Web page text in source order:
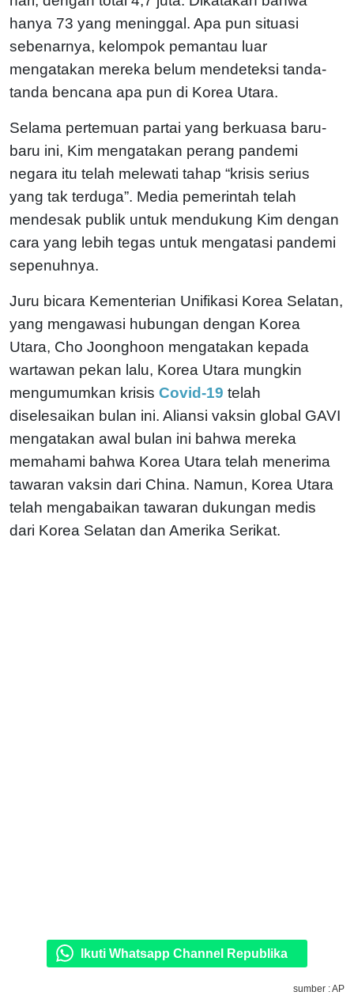
hanya 73 yang meninggal. Apa pun situasi
sebenarnya, kelompok pemantau luar
mengatakan mereka belum mendeteksi tanda-
tanda bencana apa pun di Korea Utara.
Selama pertemuan partai yang berkuasa baru-
baru ini, Kim mengatakan perang pandemi
negara itu telah melewati tahap “krisis serius
yang tak terduga”. Media pemerintah telah
mendesak publik untuk mendukung Kim dengan
cara yang lebih tegas untuk mengatasi pandemi
sepenuhnya.
Juru bicara Kementerian Unifikasi Korea Selatan,
yang mengawasi hubungan dengan Korea
Utara, Cho Joonghoon mengatakan kepada
wartawan pekan lalu, Korea Utara mungkin
mengumumkan krisis Covid-19 telah
diselesaikan bulan ini. Aliansi vaksin global GAVI
mengatakan awal bulan ini bahwa mereka
memahami bahwa Korea Utara telah menerima
tawaran vaksin dari China. Namun, Korea Utara
telah mengabaikan tawaran dukungan medis
dari Korea Selatan dan Amerika Serikat.
Ikuti Whatsapp Channel Republika
sumber : AP